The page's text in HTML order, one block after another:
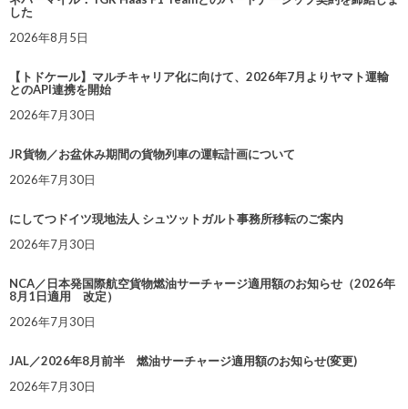
した
2026年8月5日
【トドケール】マルチキャリア化に向けて、2026年7月よりヤマト運輸
とのAPI連携を開始
2026年7月30日
JR貨物／お盆休み期間の貨物列車の運転計画について
2026年7月30日
にしてつドイツ現地法人 シュツットガルト事務所移転のご案内
2026年7月30日
NCA／日本発国際航空貨物燃油サーチャージ適用額のお知らせ（2026年
8月1日適用 改定）
2026年7月30日
JAL／2026年8月前半 燃油サーチャージ適用額のお知らせ(変更)
2026年7月30日